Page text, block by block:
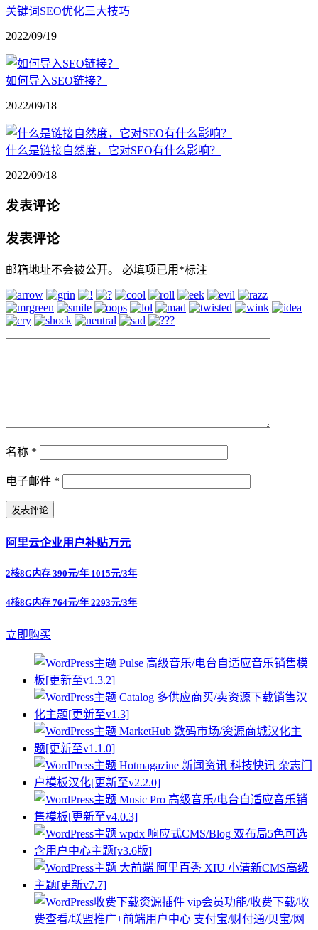
关键词SEO优化三大技巧
2022/09/19
如何导入SEO链接？
2022/09/18
什么是链接自然度，它对SEO有什么影响？
2022/09/18
发表评论
发表评论
邮箱地址不会被公开。 必填项已用 *标注
名称 *
电子邮件 *
阿里云企业用户补贴万元
2核8G内存 390元/年 1015元/3年
4核8G内存 764元/年 2293元/3年
立即购买